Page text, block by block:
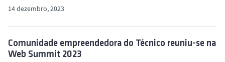
14 dezembro, 2023
Comunidade empreendedora do Técnico reuniu-se na
Web Summit 2023